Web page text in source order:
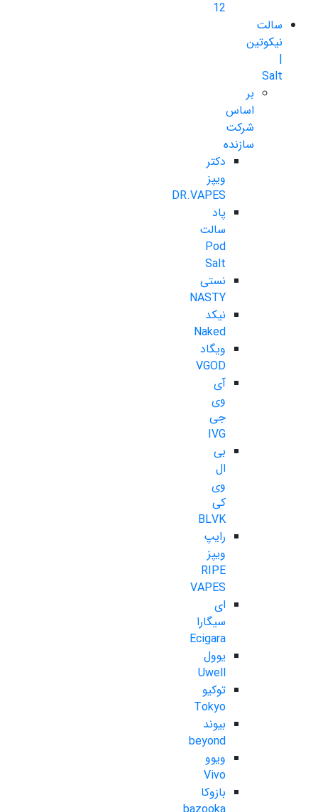
12
سالت
نیکوتین
|
Salt
بر
اساس
شرکت
سازنده
دکتر
ویپز
DR.VAPES
پاد
سالت
Pod
Salt
نستی
NASTY
نیکد
Naked
ویگاد
VGOD
آی
وی
جی
IVG
بی
ال
وی
کی
BLVK
رایپ
ویپز
RIPE
VAPES
ای
سیگارا
Ecigara
یوول
Uwell
توکیو
Tokyo
بیوند
beyond
ویوو
Vivo
بازوکا